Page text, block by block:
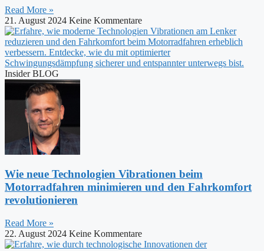
Read More »
21. August 2024 Keine Kommentare
Insider BLOG
Wie neue Technologien Vibrationen beim
Motorradfahren minimieren und den Fahrkomfort
revolutionieren
Read More »
22. August 2024 Keine Kommentare